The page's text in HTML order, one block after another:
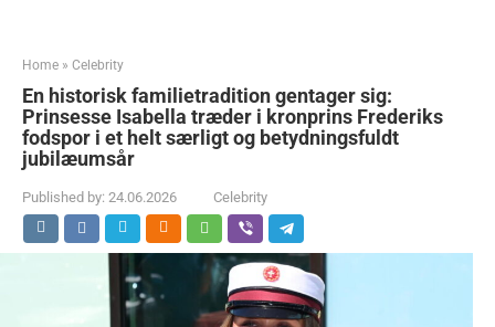
Home » Celebrity
En historisk familietradition gentager sig:
Prinsesse Isabella træder i kronprins Frederiks
fodspor i et helt særligt og betydningsfuldt
jubilæumsår
Published by: 24.06.2026 Celebrity